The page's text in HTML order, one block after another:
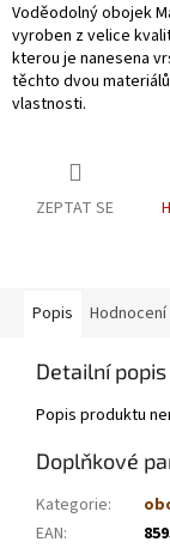
Voděodolný obojek
vyroben z velice
kterou je nanesena
těchto dvou
vlastnosti.
ZEPTAT SE
Popis Hodnocení
Detailní
Popis produktu
Doplňkové
Kategorie:
EAN: